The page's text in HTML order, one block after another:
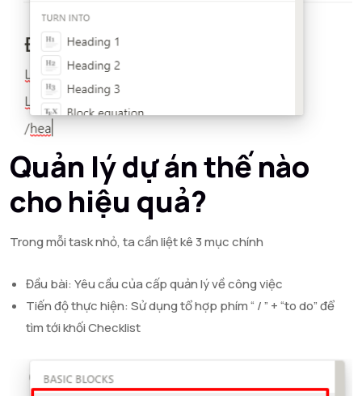
Quản lý dự án thế nào
cho hiệu quả?
Trong mỗi task nhỏ, ta cần liệt kê 3 mục chính
Đầu bài: Yêu cầu của cấp quản lý về công việc
Tiến độ thực hiện: Sử dụng tổ hợp phím “ / ” + “to do” để
tìm tới khối Checklist